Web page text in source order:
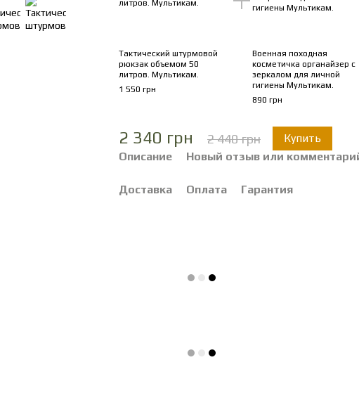
Тактический штурмовой
рюкзак объемом 50
литров. Мультикам.
1 550 грн
Военная походная
косметичка органайзер с
зеркалом для личной
гигиены Мультикам.
890 грн
2 340 грн 2 440 грн
Купить
Описание
Новый отзыв или
Доставка Оплата Гарантия